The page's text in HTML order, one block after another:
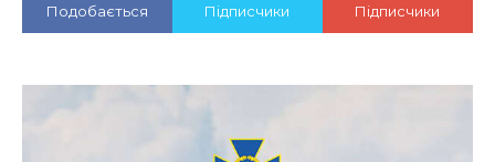
Подобається Підписчики Підписчики